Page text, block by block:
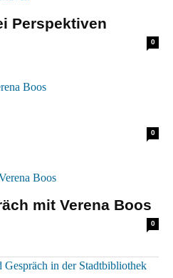
Perspektiven
0
0
mit Verena Boos
0